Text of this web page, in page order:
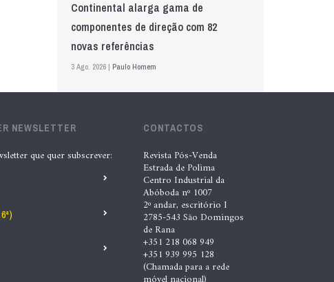
Continental alarga gama de
componentes de direção com 82
novas referências
3 Ago. 2026 | Paulo Homem
controlo de qualidade
5 Ago. 2026 | Nádia Conceição
GS Pro Tyres assume representação
exclusiva da Laufenn em Portugal
Paulo Homem
Wolf mostra nova geração de
NEWSLETTER
que quer subscrever:
CONTACTOS
Revista Pós-Venda
Estrada de Polima
Centro Industrial da
Abóboda nº 1007
2º andar, escritório I
2785-543 São Domingos
de Rana
+351 218 068 949
+351 939 995 128
(Chamada para a rede